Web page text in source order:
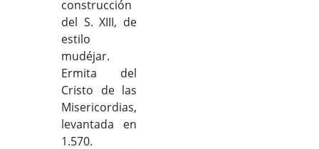
construcción
del S. XIII, de
estilo
mudéjar.
Ermita del
Cristo de las
Misericordias,
levantada en
1.570.